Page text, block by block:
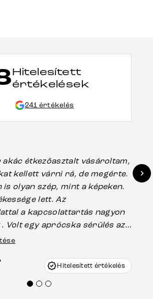
Hitelesített
értékelések
241 értékelés
akác étkezőasztalt vásároltam,
kellett várni rá, de megérte.
szép, mint a képeken.
lett. Az
a kapcsolattartás nagyon
Volt egy aprócska sérülés az
ami szállításkor
jártak el az ügyemben.
ajánlani tudom a Delife
Hitelesített értékelés